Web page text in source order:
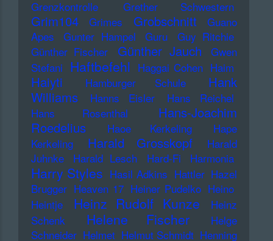
Grenzkontrolle Grether Schwestern
Grim104 Grimes Grobschnitt
Guano
Apes
Gunter Hampel Guru
Guy Ritchie
Günther Fischer
Günther Jauch
Gwen
Stefani Haftbefehl Haggai Cohen Haim
Haiyti Hamburger Schule
Hank
Williams
Hanns Eisler
Hans Reichel
Hans Rosenthal
Hans-Joachim
Roedelius
Haoe Kerkeling
Hape
Kerkeling
Harald Grosskopf
Harald
Juhnke
Harald Lesch Hard-Fi Harmonia
Harry Styles Hasil Adkins Hattler Hazel
Brugger Heaven 17 Heiner Pudelko Heino
Heintje
Heinz Rudolf Kunze
Heinz
Schenk
Helene Fischer
Helge
Schneider Helmet Helmut Schmidt Henning